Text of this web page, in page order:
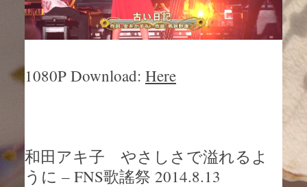
1080P Download: Here
和田アキ子 やさしさで溢れるよ
うに – FNS歌謠祭 2014.8.13